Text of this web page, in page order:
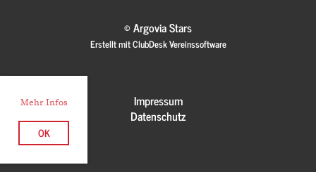
Mehr Infos
OK
© Argovia Stars
Erstellt mit ClubDesk Vereinssoftware
Impressum
Datenschutz